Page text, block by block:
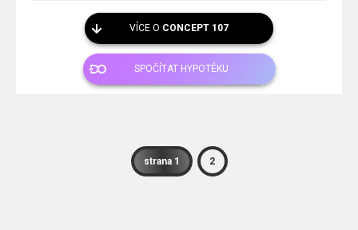
VÍCE O CONCEPT 107
SPOČÍTAT HYPOTÉKU
strana 1 2